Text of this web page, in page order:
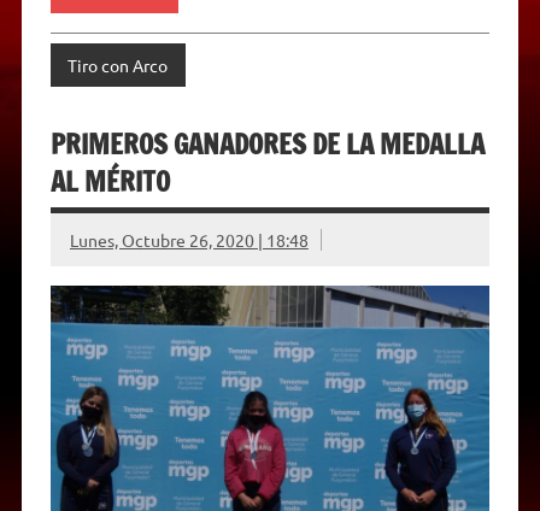
Tiro con Arco
PRIMEROS GANADORES DE LA MEDALLA
AL MÉRITO
Lunes, Octubre 26, 2020 | 18:48